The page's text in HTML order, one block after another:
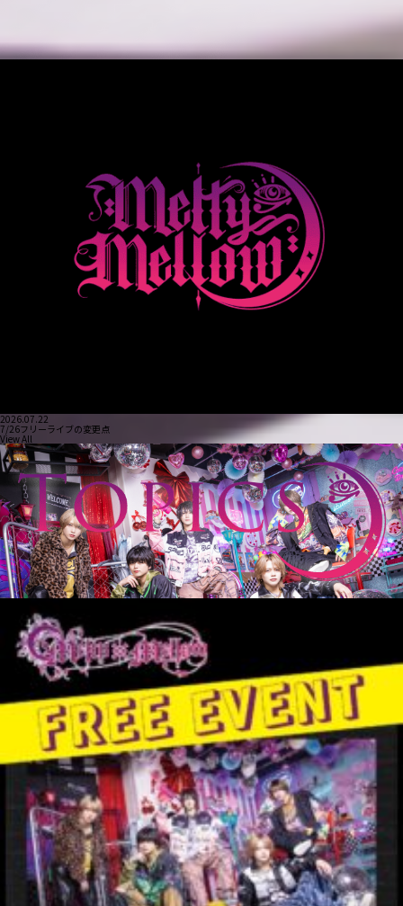
2026.07.22
7/26フリーライブの変更点
View All